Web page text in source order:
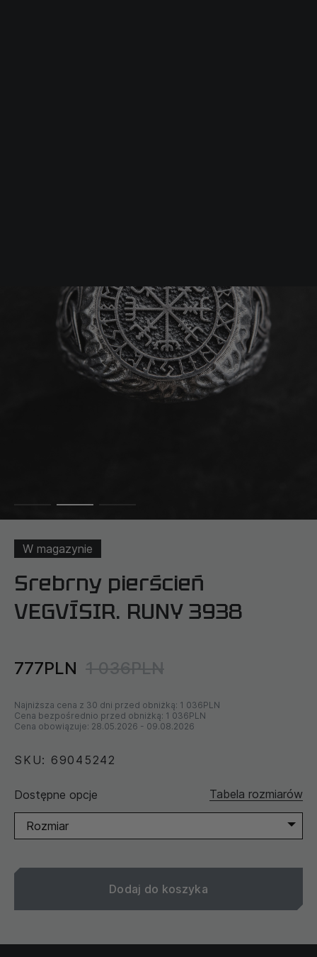
W magazynie
Srebrny pierścień
VEGVÍSIR. RUNY 3938
777PLN 1 036PLN
Najniższa cena z 30 dni przed obniżką: 1 036PLN
Cena bezpośrednio przed obniżką: 1 036PLN
Cena obowiązuje: 28.05.2026 - 09.08.2026
SKU: 69045242
Dostępne opcje Tabela rozmiarów
Rozmiar
Dodaj do koszyka